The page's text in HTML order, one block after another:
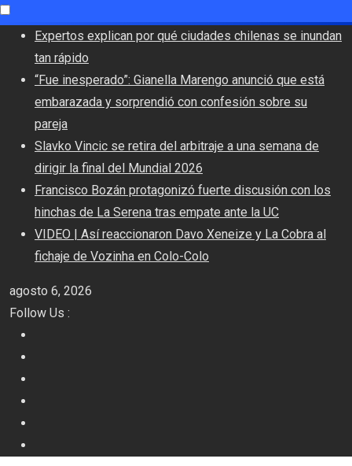
Skip
content
Expertos explican por qué ciudades chilenas se inundan
tan rápido
“Fue inesperado”: Gianella Marengo anunció que está
embarazada y sorprendió con confesión sobre su
pareja
Slavko Vincic se retira del arbitraje a una semana de
dirigir la final del Mundial 2026
Francisco Bozán protagonizó fuerte discusión con los
hinchas de La Serena tras empate ante la UC
VIDEO | Así reaccionaron Davo Xeneize y La Cobra al
fichaje de Vozinha en Colo-Colo
agosto 6, 2026
Follow Us :